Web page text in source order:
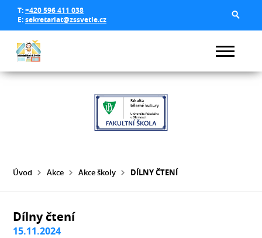
T:+420 596 411 038
E:sekretariat@zssvetle.cz
Úvod Akce Akce školy DÍLNY ČTENÍ
Dílny čtení
15.11.2024